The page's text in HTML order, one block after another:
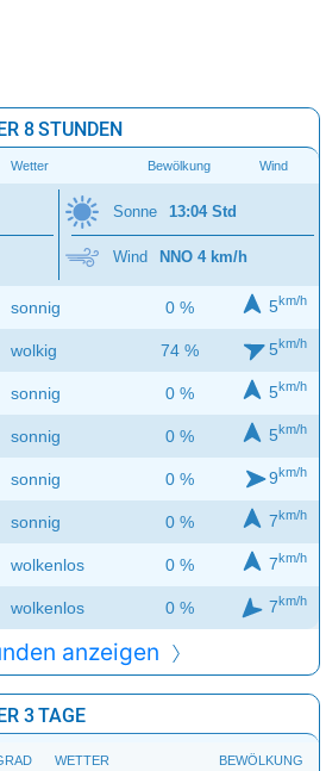
8 STUNDEN
Wetter Bewölkung Wind
Sonne 13:04 Std
Wind NNO 4 km/h
sonnig 0 % 5km/h
wolkig 74 % 5km/h
sonnig 0 % 5km/h
sonnig 0 % 5km/h
sonnig 0 % 9km/h
sonnig 0 % 7km/h
wolkenlos 0 % 7km/h
wolkenlos 0 % 7km/h
anzeigen
3 TAGE
WETTER BEWÖLKUNG